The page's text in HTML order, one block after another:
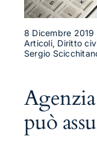
8 Dicembre 2019
Articoli, Diritto
Sergio
può